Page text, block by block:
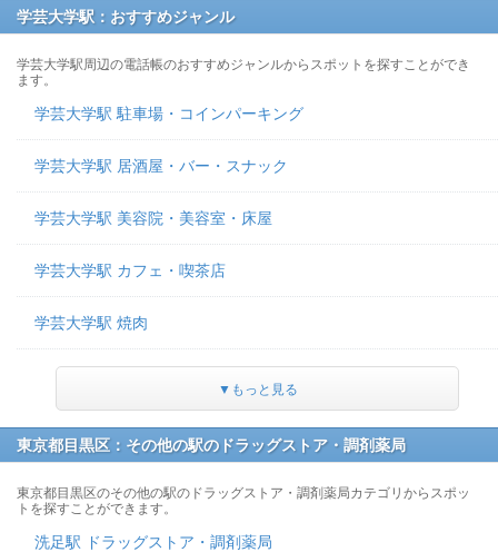
学芸大学駅：おすすめジャンル
学芸大学駅周辺の電話帳のおすすめジャンルからスポットを探すことができ
ます。
学芸大学駅 駐車場・コインパーキング
学芸大学駅 居酒屋・バー・スナック
学芸大学駅 美容院・美容室・床屋
学芸大学駅 カフェ・喫茶店
学芸大学駅 焼肉
▼もっと見る
東京都目黒区：その他の駅のドラッグストア・調剤薬局
東京都目黒区のその他の駅のドラッグストア・調剤薬局カテゴリからスポッ
トを探すことができます。
洗足駅 ドラッグストア・調剤薬局